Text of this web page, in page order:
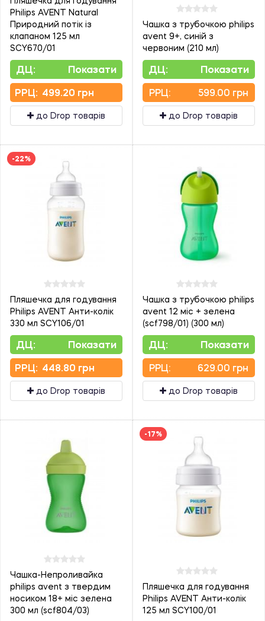
Philips AVENT Natural
Природний потік із
клапаном 125 мл
SCY670/01
ДЦ: Показати
PPЦ: 499.20 грн
до Drop товарів
Чашка з трубочкою philips
avent 9+, синій з
червоним (210 мл)
ДЦ: Показати
PPЦ: 599.00 грн
до Drop товарів
-22%
Пляшечка для годування
Philips AVENT Анти-колік
330 мл SCY106/01
ДЦ: Показати
PPЦ: 448.80 грн
до Drop товарів
Чашка з трубочкою philips
avent 12 міс + зелена
(scf798/01) (300 мл)
ДЦ: Показати
PPЦ: 629.00 грн
до Drop товарів
Чашка-Непроливайка
philips avent з твердим
носиком 18+ міс зелена
300 мл (scf804/03)
-17%
Пляшечка для годування
Philips AVENT Анти-колік
125 мл SCY100/01